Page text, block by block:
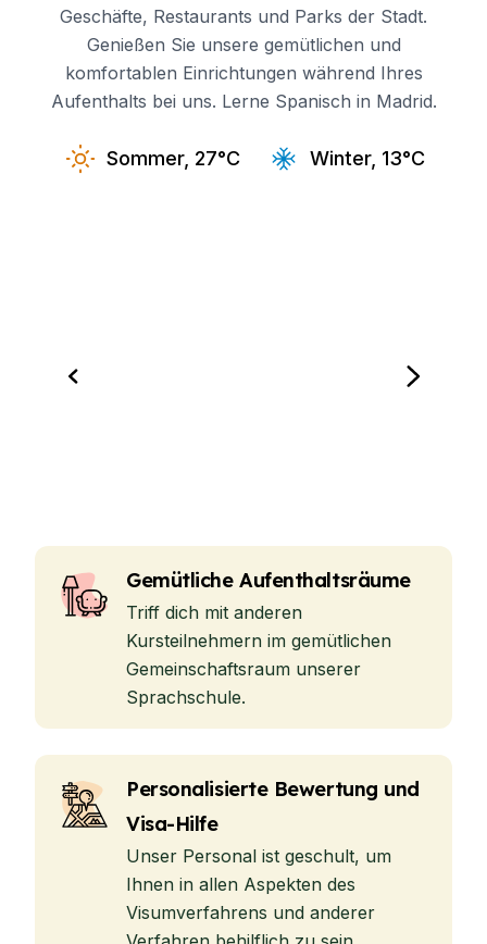
Geschäfte, Restaurants und Parks der Stadt.
Genießen Sie unsere gemütlichen und
komfortablen Einrichtungen während Ihres
Aufenthalts bei uns. Lerne Spanisch in Madrid.
Sommer, 27°C Winter, 13°C
Gemütliche Aufenthaltsräume
Triff dich mit anderen
Kursteilnehmern im gemütlichen
Gemeinschaftsraum unserer
Sprachschule.
Personalisierte Bewertung und
Visa-Hilfe
Unser Personal ist geschult, um
Ihnen in allen Aspekten des
Visumverfahrens und anderer